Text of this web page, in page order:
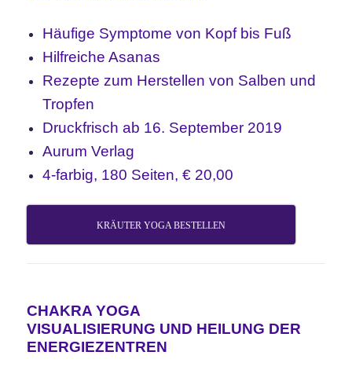
Häufige Symptome von Kopf bis Fuß
Hilfreiche Asanas
Rezepte zum Herstellen von Salben und
Tropfen
Druckfrisch ab 16. September 2019
Aurum Verlag
4-farbig, 180 Seiten, € 20,00
KRÄUTER YOGA BESTELLEN
CHAKRA YOGA
VISUALISIERUNG UND HEILUNG DER
ENERGIEZENTREN